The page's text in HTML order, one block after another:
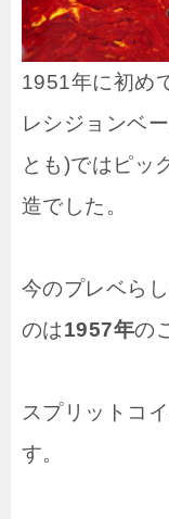
1951年に初め
レシジョンベ
とも)ではピッ
造でした。
今のプレベら
のは1957年の
スプリットコ
す。